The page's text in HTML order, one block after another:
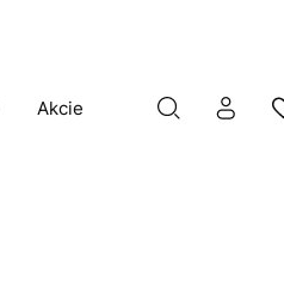
Akcie